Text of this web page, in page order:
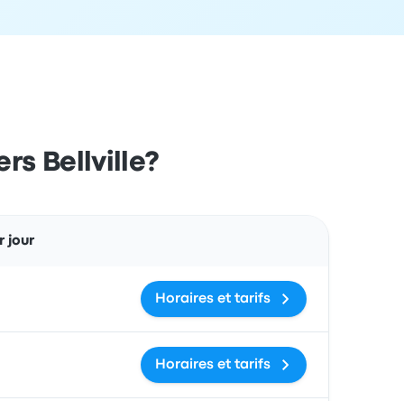
Bellville?
jour
Horaires et tarifs
Horaires et tarifs